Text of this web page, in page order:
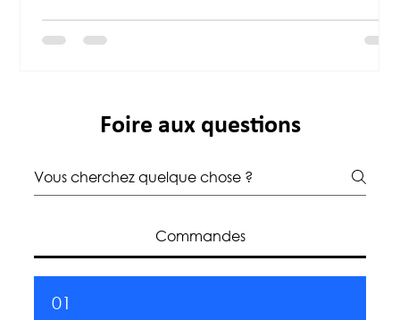
Foire aux questions
Commandes
01